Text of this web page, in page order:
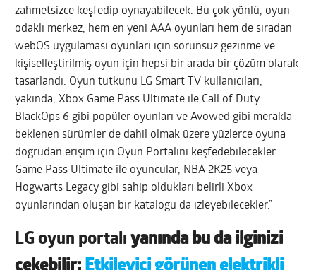
zahmetsizce keşfedip oynayabilecek. Bu çok yönlü, oyun
odaklı merkez, hem en yeni AAA oyunları hem de sıradan
webOS uygulaması oyunları için sorunsuz gezinme ve
kişiselleştirilmiş oyun için hepsi bir arada bir çözüm olarak
tasarlandı. Oyun tutkunu LG Smart TV kullanıcıları,
yakında, Xbox Game Pass Ultimate ile Call of Duty:
BlackOps 6 gibi popüler oyunları ve Avowed gibi merakla
beklenen sürümler de dahil olmak üzere yüzlerce oyuna
doğrudan erişim için Oyun Portalını keşfedebilecekler.
Game Pass Ultimate ile oyuncular, NBA 2K25 veya
Hogwarts Legacy gibi sahip oldukları belirli Xbox
oyunlarından oluşan bir kataloğu da izleyebilecekler.”
LG oyun portalıyanında bu da ilginizi
çekebilir: Etkileyici görünen elektrikli